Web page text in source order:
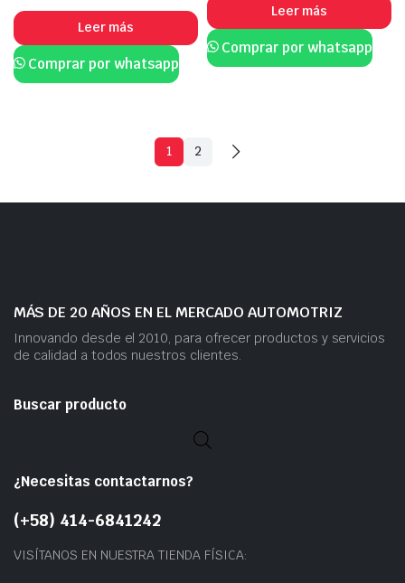
Leer más
Comprar por whatsapp
Leer más
Comprar por whatsapp
1 2
MÁS DE 20 AÑOS EN EL MERCADO AUTOMOTRIZ
Innovando desde el 2010, para ofrecer productos y servicios
de calidad a todos nuestros clientes.
Buscar producto
¿Necesitas contactarnos?
(+58) 414-6841242
VISÍTANOS EN NUESTRA TIENDA FÍSICA: